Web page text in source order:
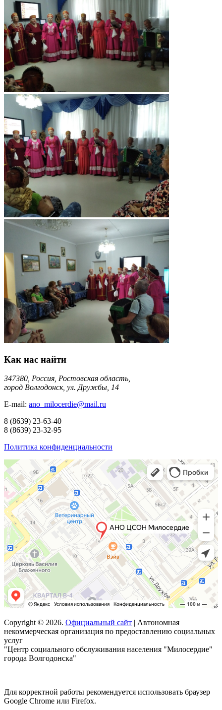
Как нас найти
347380, Россия, Ростовская область,
город Волгодонск, ул. Дружбы, 14
E-mail: ano_milocerdie@mail.ru
8 (8639) 23-63-40
8 (8639) 23-32-95
Политика конфиденциальности
Copyright © 2026. Официальный сайт | Автономная
некоммерческая организация по предоставлению социальных
услуг
"Центр социального обслуживания населения "Милосердие"
города Волгодонска"
Для корректной работы рекомендуется использовать браузер
Google Chrome или Firefox.